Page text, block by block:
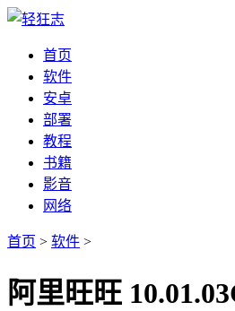
首页
软件
安卓
部署
教程
书籍
影音
网络
首页 > 软件 >
阿里旺旺